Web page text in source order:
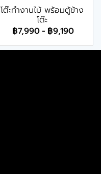
โต๊ะทำงานไม้ พร้อมตู้ข้าง
โต๊ะ
฿7,990- ฿9,190